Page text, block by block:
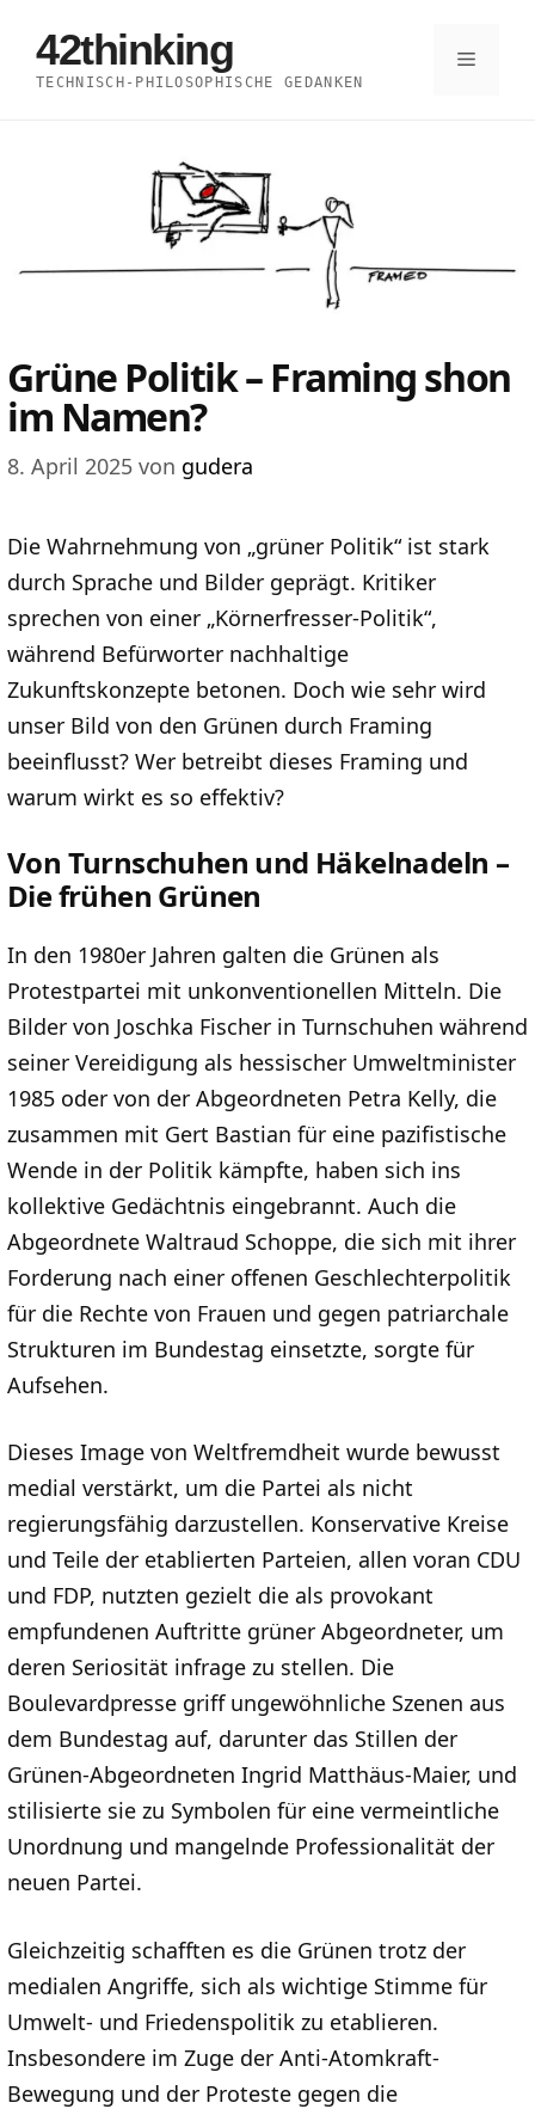
Inhalt
springen
42thinking
TECHNISCH-PHILOSOPHISCHE GEDANKEN
Menü
Grüne Politik – Framing shon
im Namen?
8. April 2025 von gudera
Die Wahrnehmung von „grüner Politik“ ist stark
durch Sprache und Bilder geprägt. Kritiker
sprechen von einer „Körnerfresser-Politik“,
während Befürworter nachhaltige
Zukunftskonzepte betonen. Doch wie sehr wird
unser Bild von den Grünen durch Framing
beeinflusst? Wer betreibt dieses Framing und
warum wirkt es so effektiv?
Von Turnschuhen und Häkelnadeln –
Die frühen Grünen
In den 1980er Jahren galten die Grünen als
Protestpartei mit unkonventionellen Mitteln. Die
Bilder von Joschka Fischer in Turnschuhen während
seiner Vereidigung als hessischer Umweltminister
1985 oder von der Abgeordneten Petra Kelly, die
zusammen mit Gert Bastian für eine pazifistische
Wende in der Politik kämpfte, haben sich ins
kollektive Gedächtnis eingebrannt. Auch die
Abgeordnete Waltraud Schoppe, die sich mit ihrer
Forderung nach einer offenen Geschlechterpolitik
für die Rechte von Frauen und gegen patriarchale
Strukturen im Bundestag einsetzte, sorgte für
Aufsehen.
Dieses Image von Weltfremdheit wurde bewusst
medial verstärkt, um die Partei als nicht
regierungsfähig darzustellen. Konservative Kreise
und Teile der etablierten Parteien, allen voran CDU
und FDP, nutzten gezielt die als provokant
empfundenen Auftritte grüner Abgeordneter, um
deren Seriosität infrage zu stellen. Die
Boulevardpresse griff ungewöhnliche Szenen aus
dem Bundestag auf, darunter das Stillen der
Grünen-Abgeordneten Ingrid Matthäus-Maier, und
stilisierte sie zu Symbolen für eine vermeintliche
Unordnung und mangelnde Professionalität der
neuen Partei.
Gleichzeitig schafften es die Grünen trotz der
medialen Angriffe, sich als wichtige Stimme für
Umwelt- und Friedenspolitik zu etablieren.
Insbesondere im Zuge der Anti-Atomkraft-
Bewegung und der Proteste gegen die